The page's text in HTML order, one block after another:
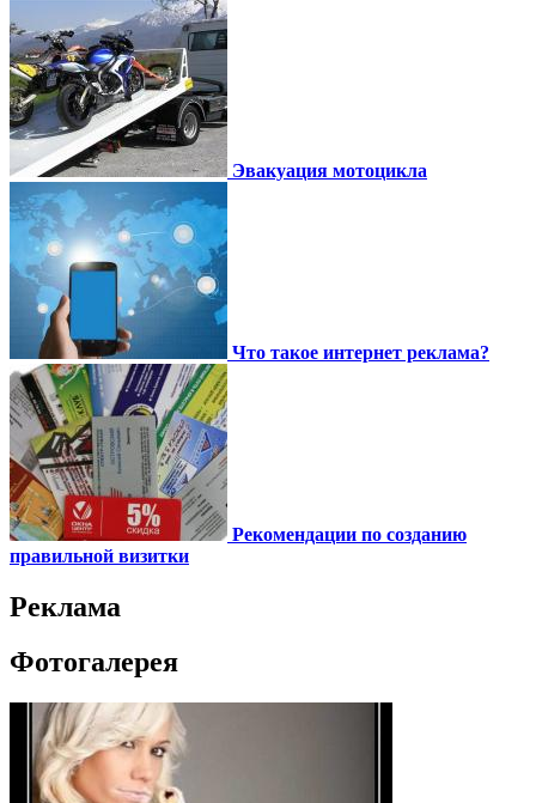
Эвакуация мотоцикла
Что такое интернет реклама?
Рекомендации по созданию
правильной визитки
Реклама
Фотогалерея